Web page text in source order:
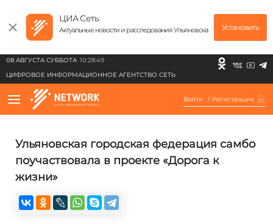
ЦИА Сеть
Актуальные новости и расследования Ульяновска Установить
08 АВГУСТА СУББОТА 10:28:49
ЦИФРОВОЕ ИНФОРМАЦИОННОЕ АГЕНТСТВО СЕТЬ
Войти / Регистрация
Ульяновская городская федерация самбо
поучаствовала в проекте «Дорога к
жизни»